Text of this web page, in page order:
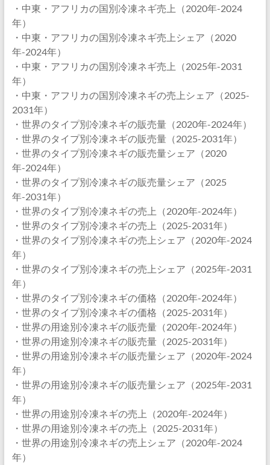
・中東・アフリカの国別冷凍ネギ売上（2020年-2024
年）
・中東・アフリカの国別冷凍ネギ売上シェア（2020
年-2024年）
・中東・アフリカの国別冷凍ネギ売上（2025年-2031
年）
・中東・アフリカの国別冷凍ネギの売上シェア（2025-
2031年）
・世界のタイプ別冷凍ネギの販売量（2020年-2024年）
・世界のタイプ別冷凍ネギの販売量（2025-2031年）
・世界のタイプ別冷凍ネギの販売量シェア（2020
年-2024年）
・世界のタイプ別冷凍ネギの販売量シェア（2025
年-2031年）
・世界のタイプ別冷凍ネギの売上（2020年-2024年）
・世界のタイプ別冷凍ネギの売上（2025-2031年）
・世界のタイプ別冷凍ネギの売上シェア（2020年-2024
年）
・世界のタイプ別冷凍ネギの売上シェア（2025年-2031
年）
・世界のタイプ別冷凍ネギの価格（2020年-2024年）
・世界のタイプ別冷凍ネギの価格（2025-2031年）
・世界の用途別冷凍ネギの販売量（2020年-2024年）
・世界の用途別冷凍ネギの販売量（2025-2031年）
・世界の用途別冷凍ネギの販売量シェア（2020年-2024
年）
・世界の用途別冷凍ネギの販売量シェア（2025年-2031
年）
・世界の用途別冷凍ネギの売上（2020年-2024年）
・世界の用途別冷凍ネギの売上（2025-2031年）
・世界の用途別冷凍ネギの売上シェア（2020年-2024
年）